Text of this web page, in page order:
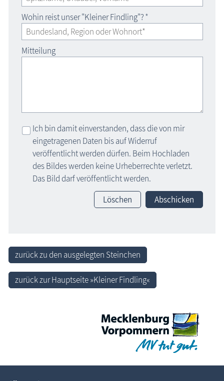
Wohin reist unser "Kleiner Findling"?*
Mitteilung
Ich bin damit einverstanden, dass die von mir
eingetragenen Daten bis auf Widerruf
veröffentlicht werden dürfen. Beim Hochladen
des Bildes werden keine Urheberrechte verletzt.
Das Bild darf veröffentlicht werden.
Löschen
Abschicken
zurück zu den ausgelegten Steinchen
zurück zur Hauptseite »Kleiner Findling«